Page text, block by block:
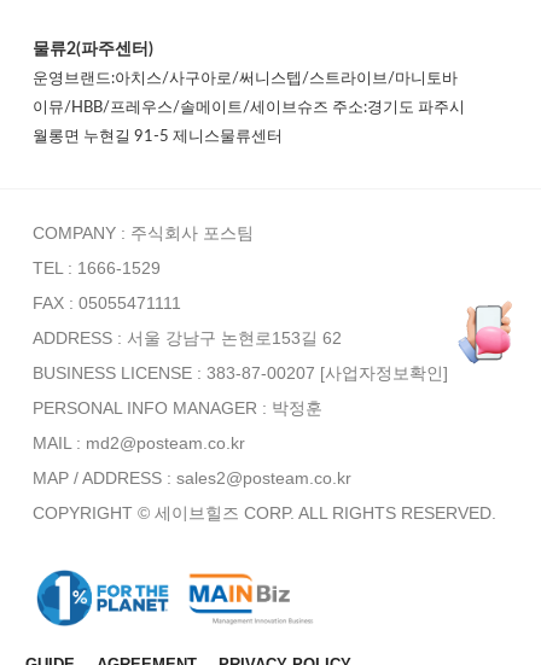
물류2(파주센터)
운영브랜드:아치스/사구아로/써니스텝/스트라이브/마니토바
이뮤/HBB/프레우스/솔메이트/세이브슈즈 주소:경기도 파주시
월롱면 누현길 91-5 제니스물류센터
COMPANY : 주식회사 포스팀
TEL : 1666-1529
FAX : 05055471111
ADDRESS : 서울 강남구 논현로153길 62
BUSINESS LICENSE : 383-87-00207 [사업자정보확인]
PERSONAL INFO MANAGER : 박정훈
MAIL : md2@posteam.co.kr
MAP / ADDRESS : sales2@posteam.co.kr
COPYRIGHT © 세이브힐즈 CORP. ALL RIGHTS RESERVED.